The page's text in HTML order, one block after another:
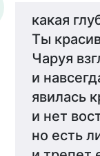
какая
Ты
Чаруя
и
явилась
и нет
но есть